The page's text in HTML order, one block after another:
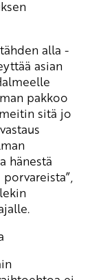
alla -
asian
pakkoo
sitä jo
hänestä